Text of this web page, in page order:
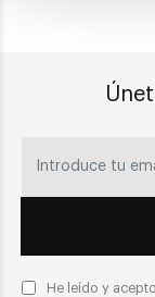
He leído y